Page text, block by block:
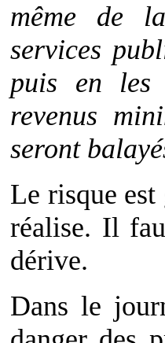
même de
services
puis en les
revenus
seront
Le risque
réalise. Il
dérive.
Dans le